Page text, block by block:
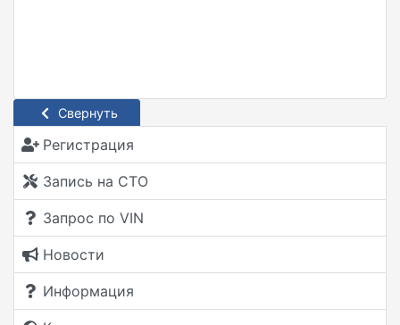
Свернуть
Регистрация
Запись на СТО
Запрос по VIN
Новости
Информация